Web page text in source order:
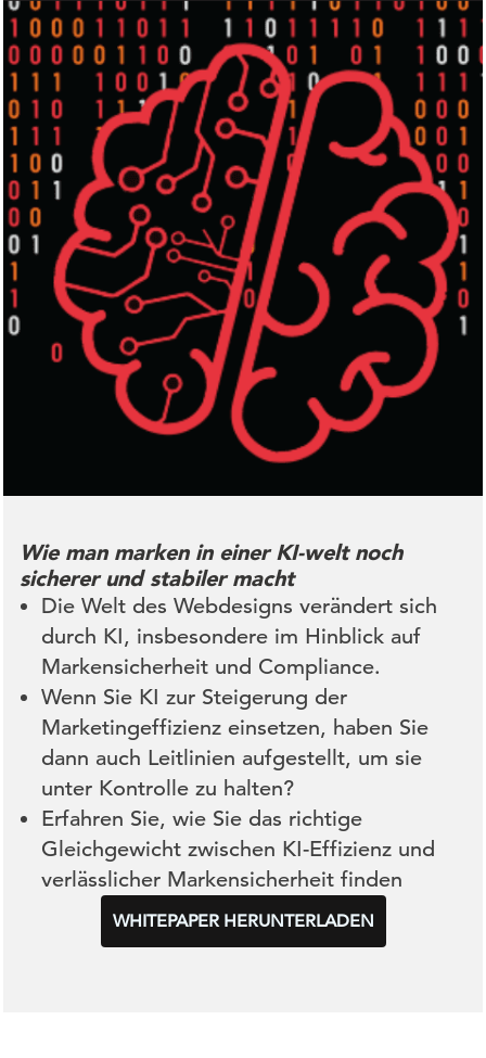
Wie man marken in einer KI-welt noch
sicherer und stabiler macht
Die Welt des Webdesigns verändert sich
durch KI, insbesondere im Hinblick auf
Markensicherheit und Compliance.
Wenn Sie KI zur Steigerung der
Marketingeffizienz einsetzen, haben Sie
dann auch Leitlinien aufgestellt, um sie
unter Kontrolle zu halten?
Erfahren Sie, wie Sie das richtige
Gleichgewicht zwischen KI-Effizienz und
verlässlicher Markensicherheit finden
WHITEPAPER HERUNTERLADEN